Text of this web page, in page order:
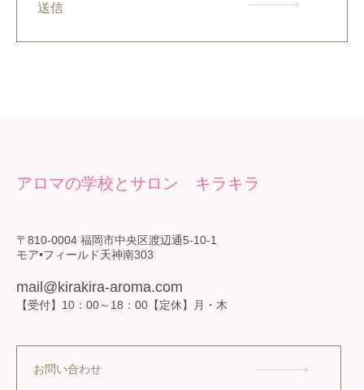
送信
アロマの学校とサロン キラキラ
〒810-0004 福岡市中央区渡辺通5-10-1
モア•フィールド天神南303
mail@kirakira-aroma.com
【受付】10：00～18：00【定休】月・木
お問い合わせ